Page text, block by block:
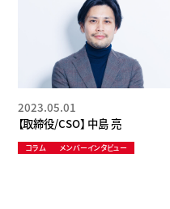
【取締役/CSO】 中島 亮
2023.05.01
コラム メンバーインタビュー